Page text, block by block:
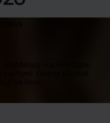
April: Strategy überholt